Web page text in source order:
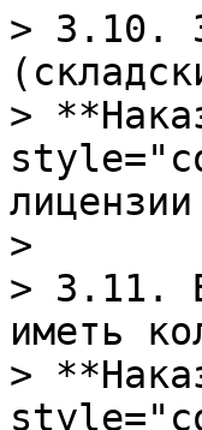
> 3.10.
>
>
> 3.11. В
иметь
>